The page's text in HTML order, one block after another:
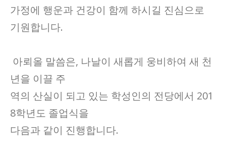
가정에 행운과 건강이 함께 하시길 진심으로
기원합니다.
아뢰올 말씀은, 나날이 새롭게 웅비하여 새 천
년을 이끌 주
역의 산실이 되고 있는 학성인의 전당에서 201
8학년도 졸업식을
다음과 같이 진행합니다.